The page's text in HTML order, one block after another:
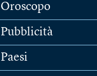
Oroscopo
Pubblicità
Paesi